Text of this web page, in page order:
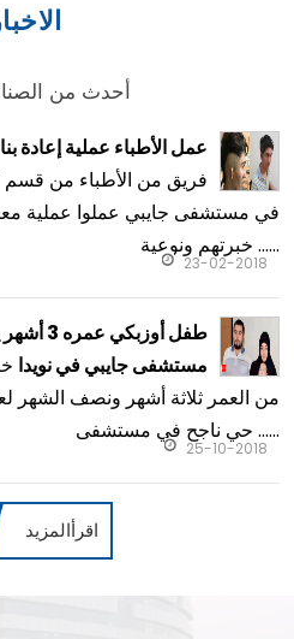
أحدث من
عمل الأطباء عملية إعادة
فريق من الأطباء من قسم
في مستشفى جايبي عملوا عملية معقدة
خبرتهم ونوعية ......
23-02-2018
طفل
مستشفى جايبي في نويدا
من العمر ثلاثة أشهر ونصف الشهر
حي ناجح في مستشفى ......
25-10-2018
اقرأالمزيد